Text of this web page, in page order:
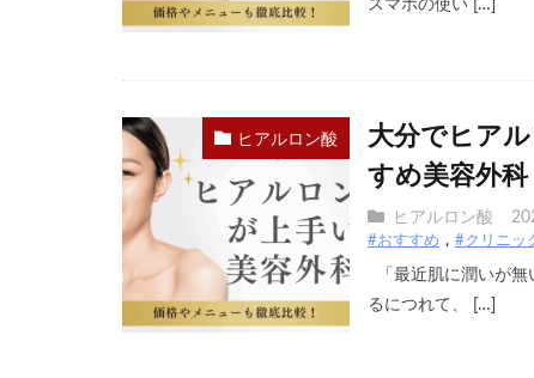
スマホの使い […]
ヒアルロン酸
大分でヒア
すめ美容外
ヒアルロン酸
#おすすめ #クリニッ
「最近肌に潤いが
るにつれて、 […]